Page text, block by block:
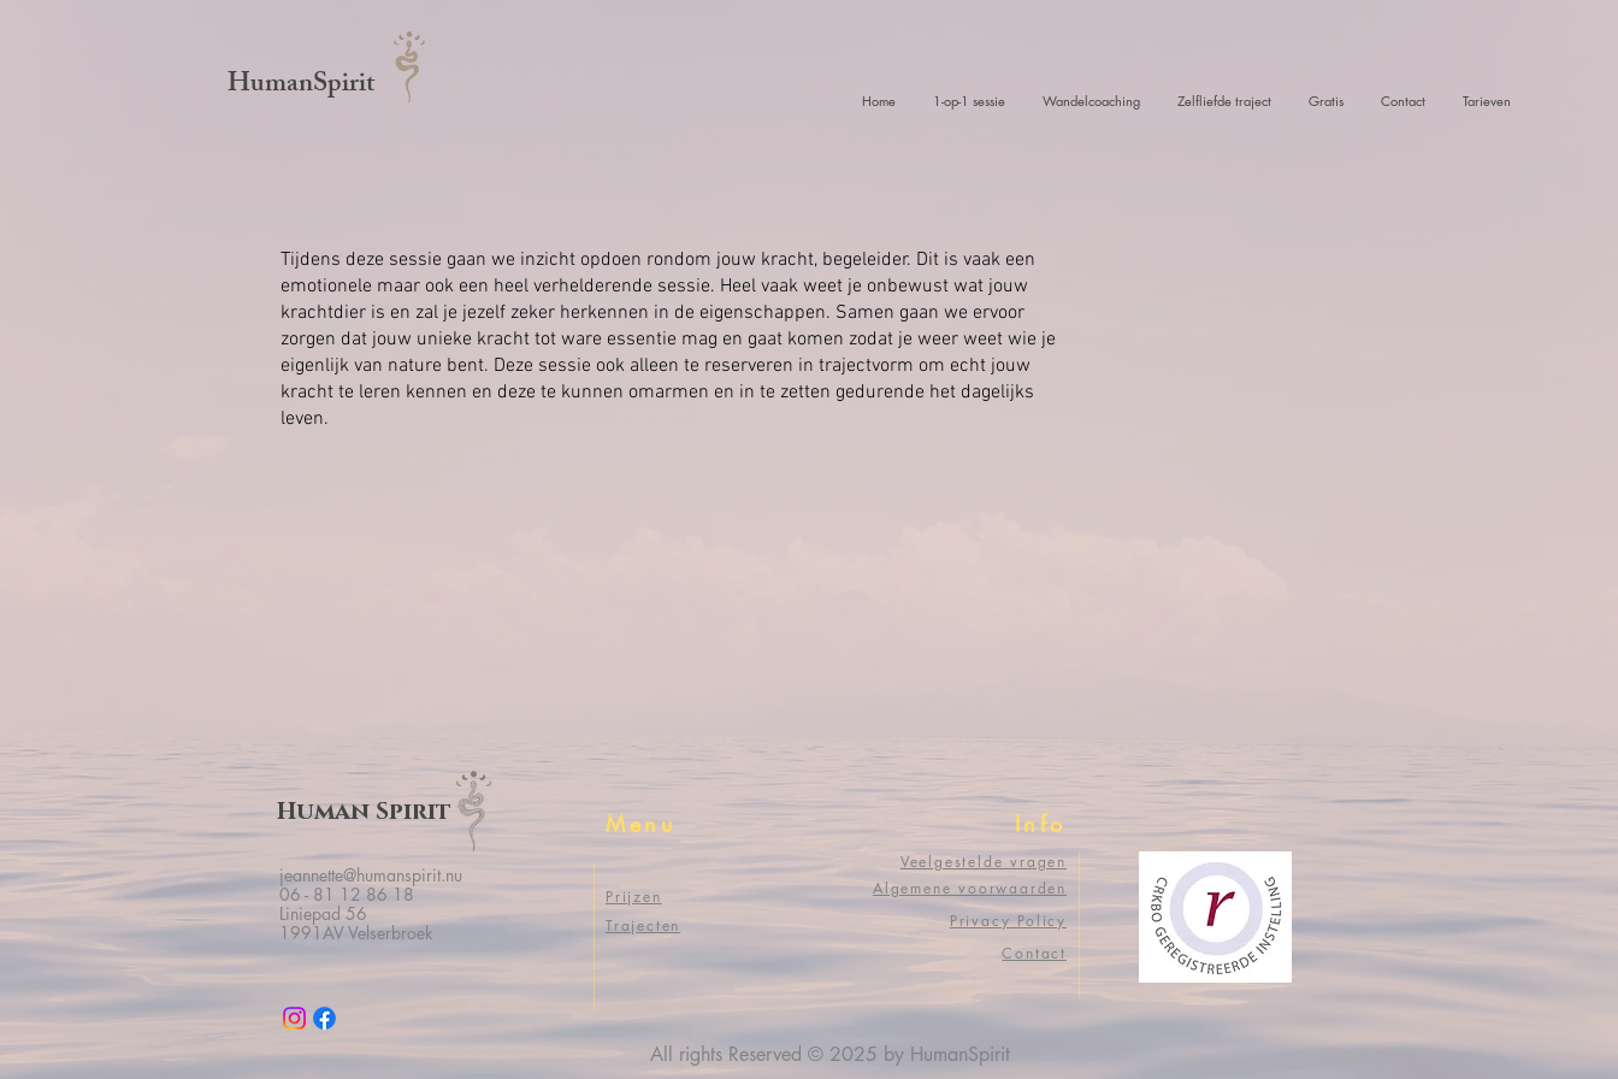
HumanSpirit Home 1-op-1 sessie Wandelcoaching Zelfliefde traject Gratis Contact Tarieven
Tijdens deze sessie gaan we inzicht opdoen rondom jouw kracht, begeleider. Dit is vaak een
emotionele maar ook een heel verhelderende sessie. Heel vaak weet je onbewust wat jouw
krachtdier is en zal je jezelf zeker herkennen in de eigenschappen. Samen gaan we ervoor
zorgen dat jouw unieke kracht tot ware essentie mag en gaat komen zodat je weer weet wie je
eigenlijk van nature bent. Deze sessie ook alleen te reserveren in trajectvorm om echt jouw
kracht te leren kennen en deze te kunnen omarmen en in te zetten gedurende het dagelijks
leven.
Human Spirit
jeannette@humanspirit.nu
06 - 81 12 86 18
Liniepad 56
1991AV Velserbroek
Menu Info
Prijzen
Trajecten
Veelgestelde vragen
Algemene voorwaarden
Privacy Policy
Contact
All rights Reserved © 2025 by HumanSpirit